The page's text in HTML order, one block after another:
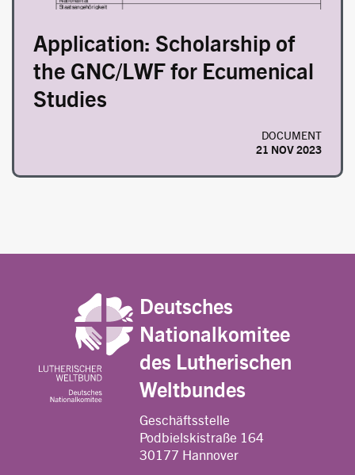
Application: Scholarship of
the GNC/LWF for Ecumenical
Studies
DOCUMENT
21 NOV 2023
Deutsches
Nationalkomitee
des Lutherischen
Weltbundes
Geschäftsstelle
Podbielskistraße 164
30177 Hannover